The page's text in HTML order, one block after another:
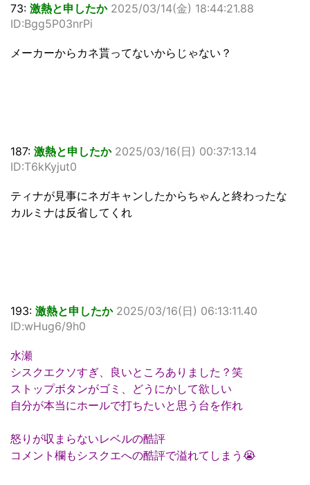
73: 激熱と申したか 2025/03/14(金) 18:44:21.88
ID:Bgg5P03nrPi
メーカーからカネ貰ってないからじゃない？
187: 激熱と申したか 2025/03/16(日) 00:37:13.14
ID:T6kKyjut0
ティナが見事にネガキャンしたからちゃんと終わったな
カルミナは反省してくれ
193: 激熱と申したか 2025/03/16(日) 06:13:11.40
ID:wHug6/9h0
水瀬
シスクエクソすぎ、良いところありました？笑
ストップボタンがゴミ、どうにかして欲しい
自分が本当にホールで打ちたいと思う台を作れ
怒りが収まらないレベルの酷評
コメント欄もシスクエへの酷評で溢れてしまう😭